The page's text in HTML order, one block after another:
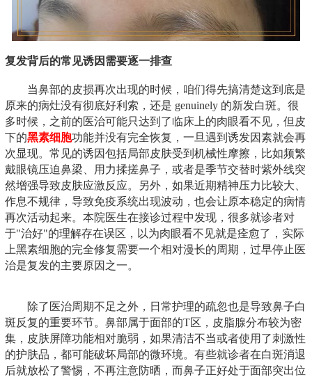
复发背后的常见诱因需要逐一排查
当鼻部的皮损再次出现的时候，咱们得先搞清楚这到底是
原来的病灶没有彻底好利索，还是 genuinely 的新发白斑。很
多时候，之前的医治可能只达到了临床上的肉眼看不见，但皮
下的黑素细胞功能并没有完全恢复，一旦遇到诱发因素就会再
次显现。常见的诱因包括局部皮肤受到机械性摩擦，比如频繁
戴眼镜压迫鼻梁、用力揉搓鼻子，或者是季节交替时紫外线突
然增强导致皮肤应激反应。另外，如果近期精神压力比较大、
作息不规律，导致免疫系统出现波动，也会让原本稳定的病情
再次活动起来。本院医生在接诊过程中发现，很多就诊者对
于"治好"的理解存在误区，以为肉眼看不见就是痊愈了，实际
上黑素细胞的完全修复需要一个相对漫长的周期，过早停止医
治是复发的主要原因之一。
除了医治周期不足之外，日常护理的疏忽也是导致鼻子白
斑反复的重要环节。鼻部属于面部的T区，皮脂腺分布较为密
集，皮肤屏障功能相对脆弱，如果清洁不当或者使用了刺激性
的护肤品，都可能破坏局部的微环境。有些就诊者在白斑消退
后就放松了警惕，不再注意防晒，而鼻子正好处于面部突出位